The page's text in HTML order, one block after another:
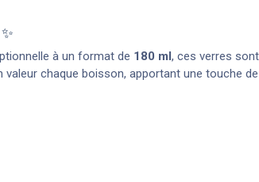
à un format de 180 ml, ces verres
chaque boisson, apportant une touche